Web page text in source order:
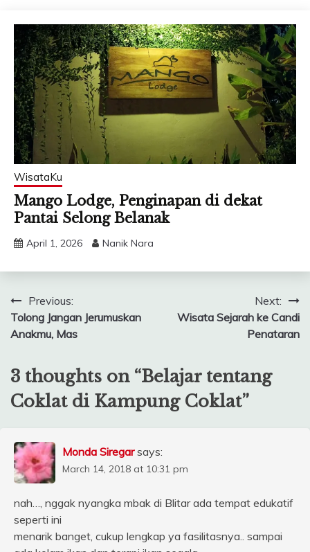
WisataKu
Mango Lodge, Penginapan di dekat
Pantai Selong Belanak
April 1, 2026 Nanik Nara
Post
navigation
Previous:
Tolong Jangan Jerumuskan
Anakmu, Mas
Next:
Wisata Sejarah ke Candi
Penataran
3 thoughts on “Belajar tentang
Coklat di Kampung Coklat”
Monda Siregar says:
March 14, 2018 at 10:31 pm
nah…, nggak nyangka mbak di Blitar ada tempat edukatif
seperti ini
menarik banget, cukup lengkap ya fasilitasnya.. sampai